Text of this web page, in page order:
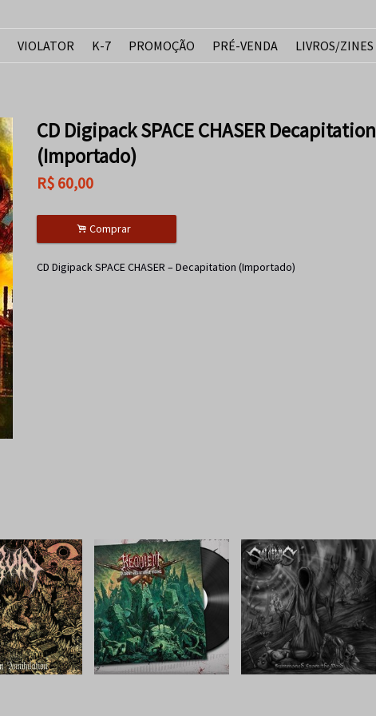
VIOLATOR K-7 PROMOÇÃO PRÉ-VENDA LIVROS/ZINES
CD Digipack SPACE CHASER Decapitation
(Importado)
R$ 60,00
. Comprar
CD Digipack SPACE CHASER – Decapitation (Importado)